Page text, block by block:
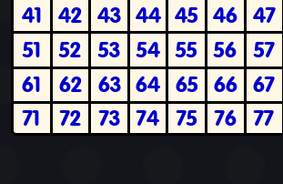
41 42 43 44 45 46 47
51
52 53 54 55 56 57
61
62 63 64 65 66 67
71
72 73 74 75 76 77